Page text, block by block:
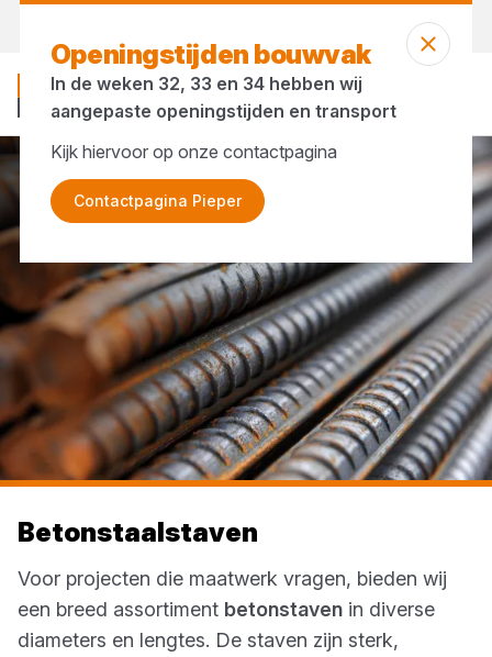
... Betonstaalstaven
Betonstaalstaven
Voor projecten die maatwerk vragen, bieden wij
een breed assortiment betonstaven in diverse
diameters en lengtes. De staven zijn sterk,
Openingstijden bouwvak
In de weken 32, 33 en 34 hebben wij
aangepaste openingstijden en transport
Kijk hiervoor op onze contactpagina
Contactpagina Pieper